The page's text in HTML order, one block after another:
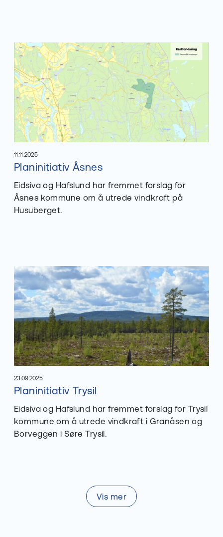
11.11.2025
Les mer om
Planinitiativ Åsnes
Publisert:
Eidsiva og Hafslund har fremmet forslag for
Åsnes kommune om å utrede vindkraft på
Husuberget.
23.09.2025
Les mer om
Planinitiativ Trysil
Publisert:
Eidsiva og Hafslund har fremmet forslag for Trysil
kommune om å utrede vindkraft i Granåsen og
Borveggen i Søre Trysil.
Vis mer